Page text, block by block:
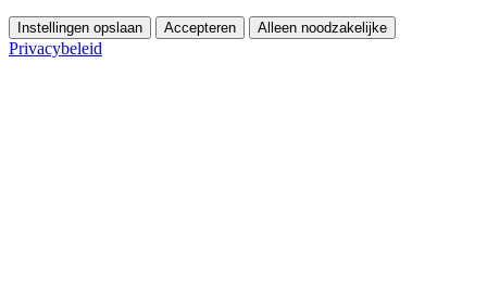
Instellingen opslaan Accepteren Alleen noodzakelijke
Privacybeleid